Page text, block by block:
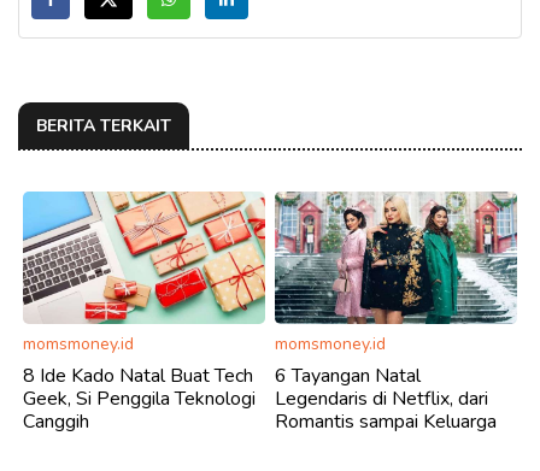
BERITA TERKAIT
momsmoney.id
8 Ide Kado Natal Buat Tech
Geek, Si Penggila Teknologi
Canggih
momsmoney.id
6 Tayangan Natal
Legendaris di Netflix, dari
Romantis sampai Keluarga